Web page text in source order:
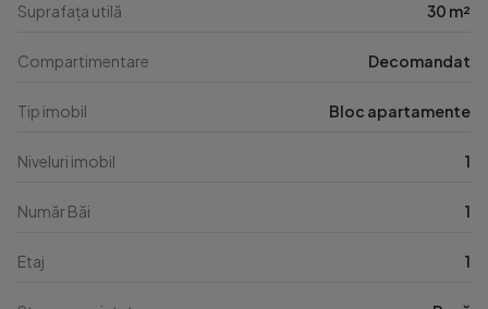
Suprafața utilă 30 m²
Compartimentare Decomandat
Tip imobil Bloc apartamente
Niveluri imobil 1
Număr Băi 1
Etaj 1